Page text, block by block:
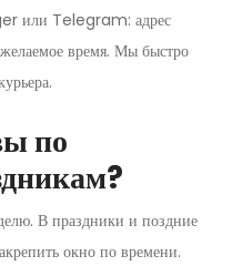
или Telegram: адрес
желаемое время. Мы быстро
по
В праздники и поздние
окно по времени.